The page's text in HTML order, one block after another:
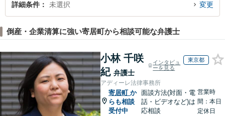
詳細条件 未選択 変更
倒産・企業清算に強い寄居町から相談可能な弁護士
小林 千咲
紀 弁護士
インタビュ
ーを見る
東京都
アディーレ法律事務所
寄居町 か
らも相談
受付中
面談方法(対面・電
話・ビデオなど)は
応相談
営業時
間：本日
定休日